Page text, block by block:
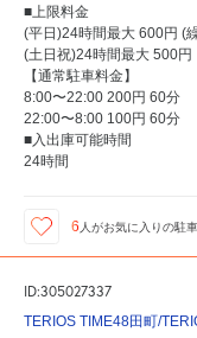
■上限料金
(平日)24時間最大 600円 (
(土日祝)24時間最大 500円
【通常駐車料金】
8:00〜22:00 200円 60分
22:00〜8:00 100円 60分
■入出庫可能時間
24時間
6 人がお気に入りの駐
ID:305027337
TERIOS TIME48田町/